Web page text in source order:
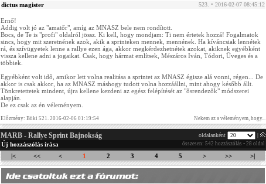
dictus magister 523. • 2016-02-07 08:45:12
Ernő!
Addig volt jó az "amatőr", amíg az MNASZ bele nem rondított.
Bocs, de Te is "profi" oldalról jössz. Ki kell, hogy mondjam: Ti nem értetek hozzá! Fogalmatok
sincs, hogy mit szeretnének azok, akik a sprinteken mennek, mennének. Ha kíváncsiak lennétek
rá, és szívügyetek lenne a rallye ezen ága, akkor megkérdezhetnétek azokat, akiknek egyébként
vissza kellene adni a jogaikat. Csak, hogy hármat említsek, Mészáros Iván, Tódori, Üveges és a
többiek.
Egyébként volt idő, amikor lett volna realitása a sprintet az MNASZ égisze alá vonni, régen... De
akkor is csak akkor, ha az MNASZ máshogy tudott volna hozzáállni, mint ahogy később állt.
Tönkretettetek mindent, újra kellene kezdeni az egész felépítését az "ősrendezők" módszerei
alapján.
De ez csak az én véleményem.
Előzmény: Büki 521. 2016-02-06 01:19:54 Nekem az a véleményem, hogy...
MARB - Rallye Sprint Bajnokság oldalanként
Új hozzászólás írása összesen: 542 hozzászólás • 28 oldal
|< << < 1 2 3 4 5 > >> >|